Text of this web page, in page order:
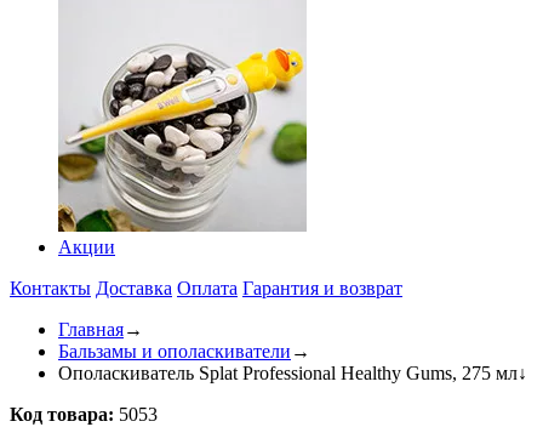
Акции
Контакты Доставка Оплата Гарантия и возврат
Главная→
Бальзамы и ополаскиватели →
Ополаскиватель Splat Professional Healthy Gums, 275 мл↓
Код товара: 5053